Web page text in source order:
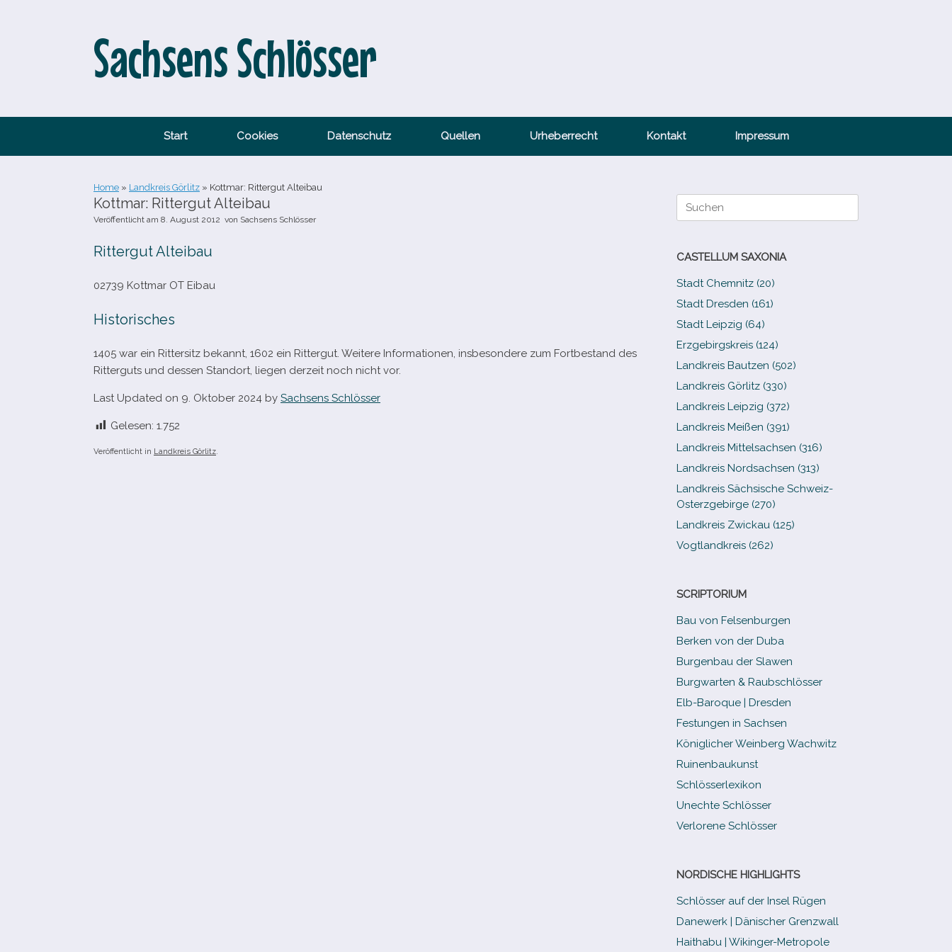
Sachsens Schlösser
Start Cookies Datenschutz Quellen Urheberrecht Kontakt Impressum
Home » Landkreis Görlitz » Kottmar: Rittergut Alteibau
Kottmar: Rittergut Alteibau
Veröffentlicht am 8. August 2012 von Sachsens Schlösser
Rittergut Alteibau
02739 Kottmar OT Eibau
Historisches
1405 war ein Rittersitz bekannt, 1602 ein Rittergut. Weitere Informationen, ins­be­son­dere zum Fortbestand des
Ritterguts und des­sen Standort, lie­gen der­zeit noch nicht vor.
Last Updated on 9. Oktober 2024 by Sachsens Schlösser
Gelesen: 1.752
Veröffentlicht in Landkreis Görlitz
Suche
nach:
CASTELLUM SAXONIA
Stadt Chemnitz (20)
Stadt Dresden (161)
Stadt Leipzig (64)
Erzgebirgskreis (124)
Landkreis Bautzen (502)
Landkreis Görlitz (330)
Landkreis Leipzig (372)
Landkreis Meißen (391)
Landkreis Mittelsachsen (316)
Landkreis Nordsachsen (313)
Landkreis Sächsische Schweiz-​
Osterzgebirge (270)
Landkreis Zwickau (125)
Vogtlandkreis (262)
SCRIPTORIUM
Bau von Felsenburgen
Berken von der Duba
Burgenbau der Slawen
Burgwarten & Raubschlösser
Elb-​Baroque | Dresden
Festungen in Sachsen
Königlicher Weinberg Wachwitz
Ruinenbaukunst
Schlösserlexikon
Unechte Schlösser
Verlorene Schlösser
NORDISCHE HIGHLIGHTS
Schlösser auf der Insel Rügen
Danewerk | Dänischer Grenzwall
Haithabu | Wikinger-Metropole